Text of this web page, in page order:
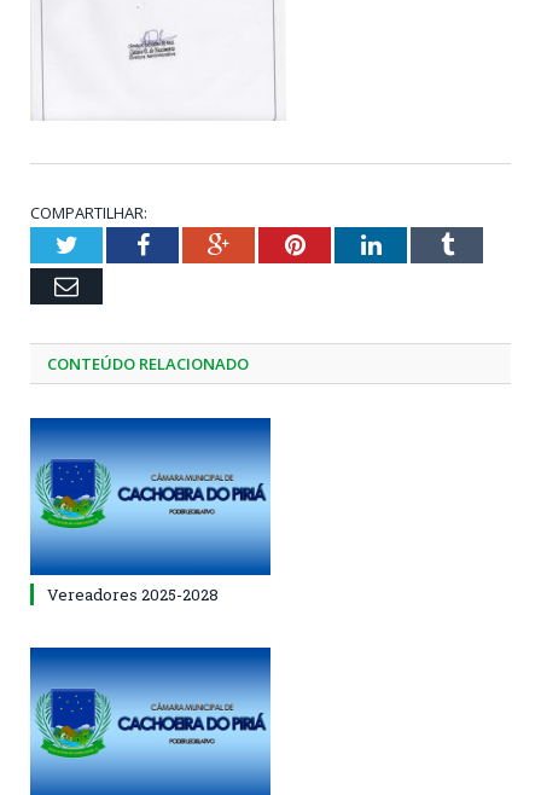
COMPARTILHAR:
TwitterFacebookGoogle+PinterestLinkedInTumblr
Email
CONTEÚDO RELACIONADO
Vereadores 2025-2028